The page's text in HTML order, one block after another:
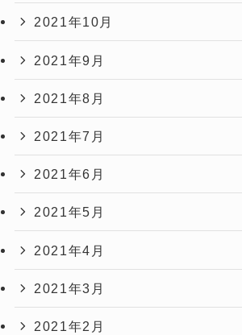
2021年10月
2021年9月
2021年8月
2021年7月
2021年6月
2021年5月
2021年4月
2021年3月
2021年2月